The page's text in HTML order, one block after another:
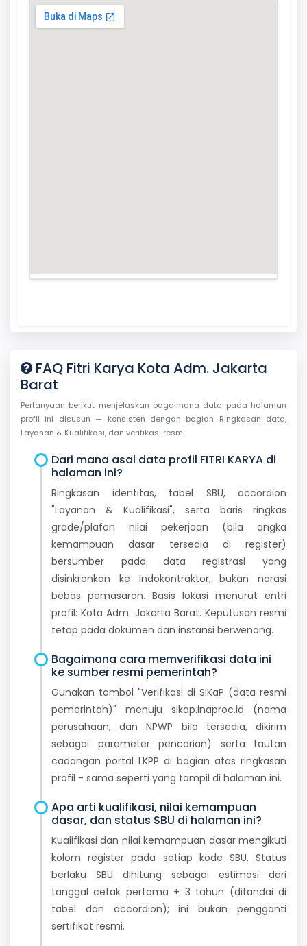
FAQ Fitri Karya Kota Adm. Jakarta
Barat
Pertanyaan berikut menjelaskan bagaimana data pada halaman
profil ini disusun — konsisten dengan bagian Ringkasan data,
Layanan & Kualifikasi, dan verifikasi resmi.
Dari mana asal data profil FITRI KARYA di
halaman ini?
Ringkasan identitas, tabel SBU, accordion
"Layanan & Kualifikasi", serta baris ringkas
grade/plafon nilai pekerjaan (bila angka
kemampuan dasar tersedia di register)
bersumber pada data registrasi yang
disinkronkan ke Indokontraktor, bukan narasi
bebas pemasaran. Basis lokasi menurut entri
profil: Kota Adm. Jakarta Barat. Keputusan resmi
tetap pada dokumen dan instansi berwenang.
Bagaimana cara memverifikasi data ini
ke sumber resmi pemerintah?
Gunakan tombol "Verifikasi di SIKaP (data resmi
pemerintah)" menuju sikap.inaproc.id (nama
perusahaan, dan NPWP bila tersedia, dikirim
sebagai parameter pencarian) serta tautan
cadangan portal LKPP di bagian atas ringkasan
profil - sama seperti yang tampil di halaman ini.
Apa arti kualifikasi, nilai kemampuan
dasar, dan status SBU di halaman ini?
Kualifikasi dan nilai kemampuan dasar mengikuti
kolom register pada setiap kode SBU. Status
berlaku SBU dihitung sebagai estimasi dari
tanggal cetak pertama + 3 tahun (ditandai di
tabel dan accordion); ini bukan pengganti
sertifikat resmi.